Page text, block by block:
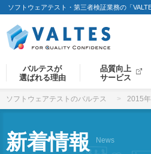
ソフトウェアテスト・第三者検証業務の「
バルテスが
選ばれる理由
品質向上
サービス
ソフトウェアテストのバルテス 2015年
新着情報 News